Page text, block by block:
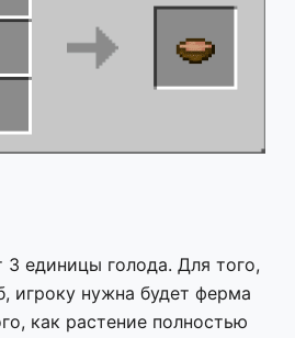
3 единицы голода. Для того,
игроку нужна будет ферма
как растение полностью